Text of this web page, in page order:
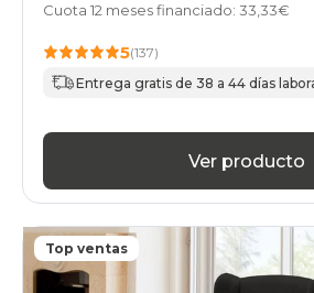
Cuota 12 meses financiado: 33,33€
5(137)
Entrega gratis de 38 a 44 días
Ver producto
Top ventas